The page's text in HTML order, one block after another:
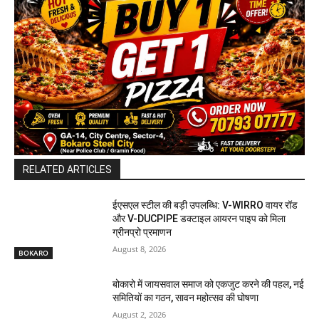
RELATED ARTICLES
BOKARO
ईएसएल स्टील की बड़ी उपलब्धि: V-WIRRO वायर रॉड
और V-DUCPIPE डक्टाइल आयरन पाइप को मिला
ग्रीनप्रो प्रमाणन
August 8, 2026
बोकारो में जायसवाल समाज को एकजुट करने की पहल, नई
समितियों का गठन, सावन महोत्सव की घोषणा
August 2, 2026